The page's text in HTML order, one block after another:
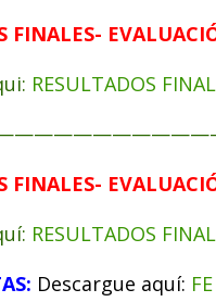
FINALES-
RESULTADOS
FINALES-
RESULTADOS
Descargue aquí: